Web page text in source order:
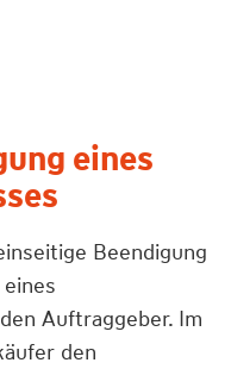
eines
Beendigung
Auftraggeber. Im
den